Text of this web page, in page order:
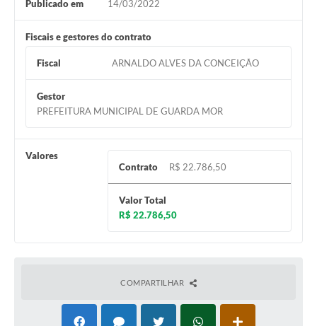
Publicado em 14/03/2022
Fiscais e gestores do contrato
Fiscal ARNALDO ALVES DA CONCEIÇÃO
Gestor
PREFEITURA MUNICIPAL DE GUARDA MOR
Valores
Contrato
R$ 22.786,50
Valor Total
R$ 22.786,50
COMPARTILHAR